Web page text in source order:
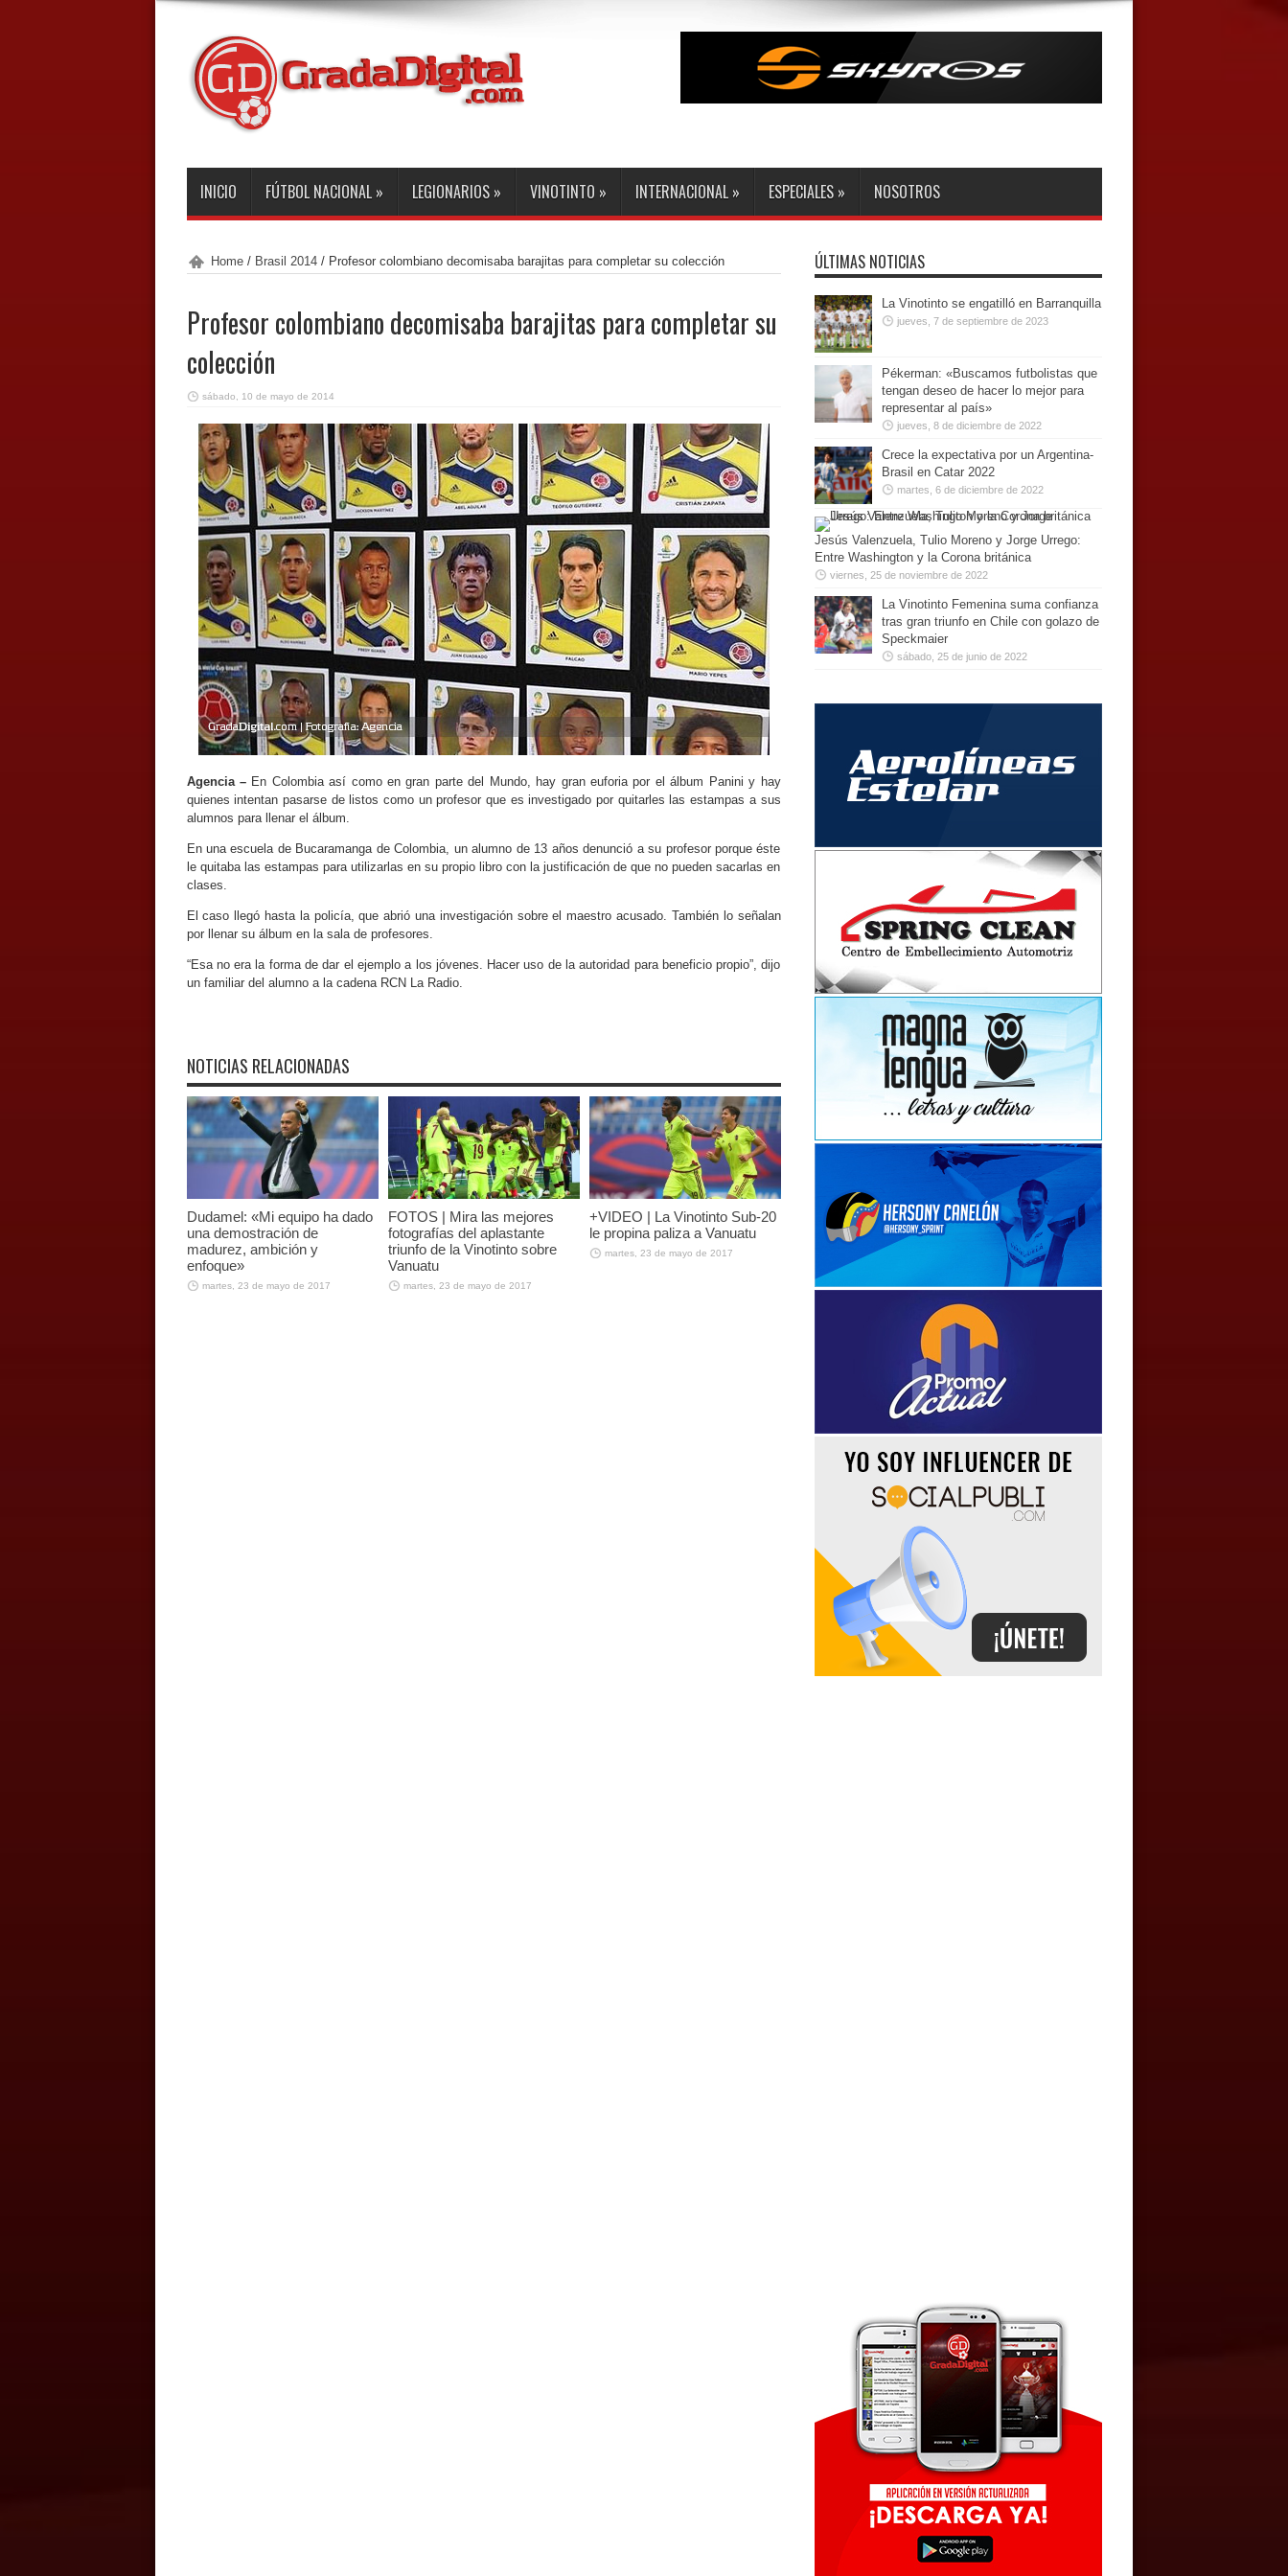
INICIO FÚTBOL NACIONAL » LEGIONARIOS » VINOTINTO » INTERNACIONAL » ESPECIALES » NOSOTROS
Home/ Brasil 2014/ Profesor colombiano decomisaba barajitas para completar su colección
Profesor colombiano decomisaba barajitas para completar su
colección
sábado, 10 de mayo de 2014
Agencia –En Colombia así como en gran parte del Mundo, hay gran euforia por el álbum Panini y hay
quienes intentan pasarse de listos como un profesor que es investigado por quitarles las estampas a sus
alumnos para llenar el álbum.
En una escuela de Bucaramanga de Colombia, un alumno de 13 años denunció a su profesor porque éste
le quitaba las estampas para utilizarlas en su propio libro con la justificación de que no pueden sacarlas en
clases.
El caso llegó hasta la policía, que abrió una investigación sobre el maestro acusado. También lo señalan
por llenar su álbum en la sala de profesores.
“Esa no era la forma de dar el ejemplo a los jóvenes. Hacer uso de la autoridad para beneficio propio”, dijo
un familiar del alumno a la cadena RCN La Radio.
NOTICIAS RELACIONADAS
Dudamel: «Mi equipo ha dado
una demostración de
madurez, ambición y
enfoque»
martes, 23 de mayo de 2017
FOTOS | Mira las mejores
fotografías del aplastante
triunfo de la Vinotinto sobre
Vanuatu
martes, 23 de mayo de 2017
+VIDEO | La Vinotinto Sub-20
le propina paliza a Vanuatu
martes, 23 de mayo de 2017
ÚLTIMAS NOTICIAS
La Vinotinto se engatilló en Barranquilla
jueves, 7 de septiembre de 2023
Pékerman: «Buscamos futbolistas que
tengan deseo de hacer lo mejor para
representar al país»
jueves, 8 de diciembre de 2022
Crece la expectativa por un Argentina-
Brasil en Catar 2022
martes, 6 de diciembre de 2022
Jesús Valenzuela, Tulio Moreno y Jorge Urrego:
Entre Washington y la Corona británica
viernes, 25 de noviembre de 2022
La Vinotinto Femenina suma confianza
tras gran triunfo en Chile con golazo de
Speckmaier
sábado, 25 de junio de 2022